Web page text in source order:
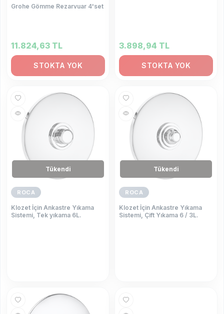
Grohe Gömme Rezarvuar 4'set
11.824,63 TL
STOKTA YOK
3.898,94 TL
STOKTA YOK
Tükendi
ROCA
Klozet İçin Ankastre Yıkama
Sistemi, Tek yıkama 6L.
Tükendi
ROCA
Klozet İçin Ankastre Yıkama
Sistemi, Çift Yıkama 6 / 3L.